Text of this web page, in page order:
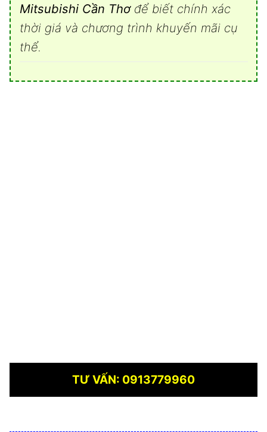
Mitsubishi Cần Thơđể biết chính xác
thời giá và chương trình khuyến mãi cụ
thể.
TƯ VẤN: 0913779960